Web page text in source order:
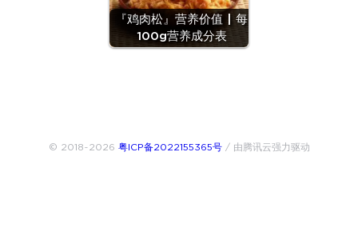
『鸡肉松』营养价值 | 每
100g营养成分表
© 2018~2026 粤ICP备2022155365号/ 由腾讯云强力驱动